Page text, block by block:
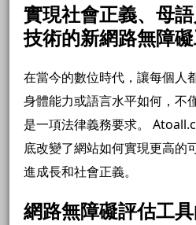
實現社會正義、母
技術的新網路無障
在當今的數位時代，讓每個人
身體能力或語言水平如何，不
是一項法律義務要求。
底改變了網站如何實現更高的
進成長和社會正義。
網路無障礙評估工